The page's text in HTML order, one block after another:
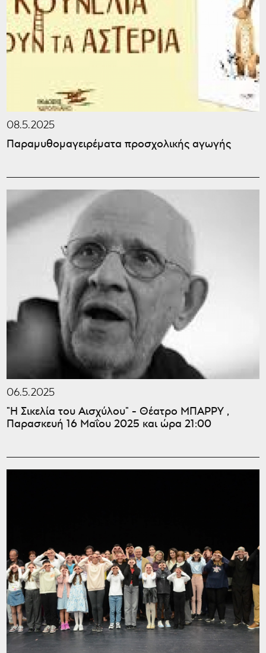
08.5.2025
Παραμυθομαγειρέματα προσχολικής αγωγής
06.5.2025
"Η Σικελία του Αισχύλου" - Θέατρο ΜΠΑΡΡΥ ,
Παρασκευή 16 Μαΐου 2025 και ώρα 21:00